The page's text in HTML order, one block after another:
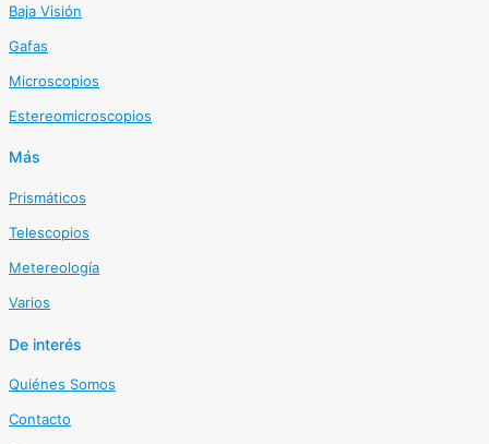
Baja Visión
Gafas
Microscopios
Estereomicroscopios
Más
Prismáticos
Telescopios
Metereología
Varios
De interés
Quiénes Somos
Contacto